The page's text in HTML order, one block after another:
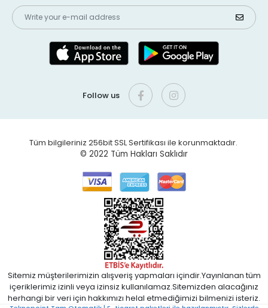
Follow us
Tüm bilgileriniz 256bit SSL Sertifikası ile korunmaktadır.
© 2022 Tüm Hakları Saklıdır
Sitemiz müşterilerimizin alışveriş yapmaları içindir.Yayınlanan tüm
içeriklerimiz izinli veya izinsiz kullanılamaz.Sitemizden alacağınız
herhangi bir veri için hakkımızı helal etmediğimizi bilmenizi isteriz.